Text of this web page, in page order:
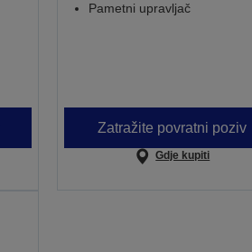
Pametni upravljač
Zatražite povratni poziv
Gdje kupiti